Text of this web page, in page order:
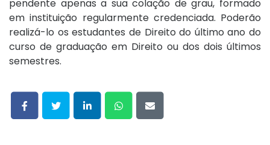
pendente apenas a sua colação de grau, formado
em instituição regularmente credenciada. Poderão
realizá-lo os estudantes de Direito do último ano do
curso de graduação em Direito ou dos dois últimos
semestres.